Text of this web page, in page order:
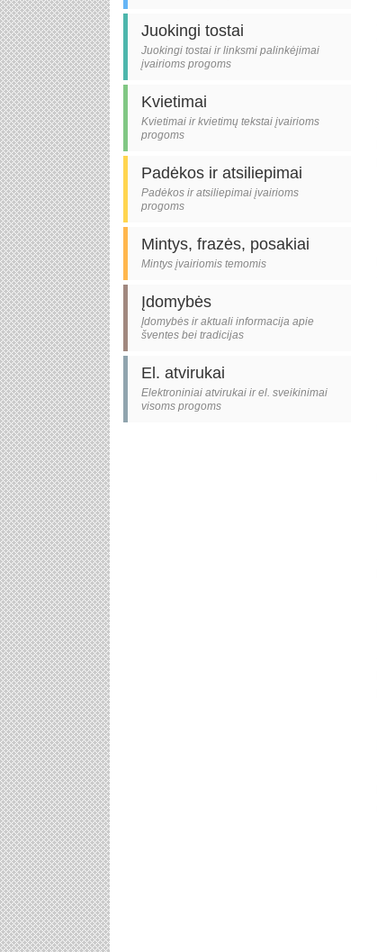
Juokingi tostai
Juokingi tostai ir linksmi palinkėjimai
įvairioms progoms
Kvietimai
Kvietimai ir kvietimų tekstai įvairioms
progoms
Padėkos ir atsiliepimai
Padėkos ir atsiliepimai įvairioms
progoms
Mintys, frazės, posakiai
Mintys įvairiomis temomis
Įdomybės
Įdomybės ir aktuali informacija apie
šventes bei tradicijas
El. atvirukai
Elektroniniai atvirukai ir el. sveikinimai
visoms progoms